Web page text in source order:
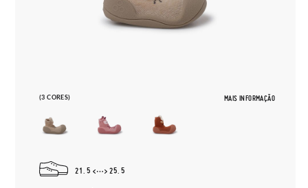
(3 CORES) MAIS INFORMAÇÃO
21.5 25.5